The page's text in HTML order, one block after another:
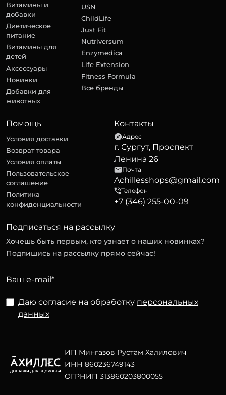
Витамины и
добавки
Диетическое
питание
Витамины для
детей
Аксессуары
Новинки
Добавки для
животных
USN
ChildLife
Just Fit
Nutriversum
Enzymedica
Life Extension
Fitness Formula
Все бренды
Помощь
Условия доставки
Возврат товара
Условия оплаты
Пользовательское
соглашение
Политика
конфиденциальности
Контакты
Адрес
г. Сургут, Проспект
Ленина 26
Почта
Achillesshops@gmail.com
Телефон
+7 (346) 255-00-09
Подписаться на рассылку
Хочешь быть первым, кто узнает о наших новинках?
Подпишись на рассылку прямо сейчас!
Даю согласие на обработку персональных
данных
ИП Мингазов Рустам Халилович
ИНН 860236749143
ОГРНИП 313860203800055